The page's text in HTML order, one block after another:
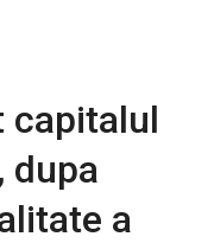
capitalul
dupa
a